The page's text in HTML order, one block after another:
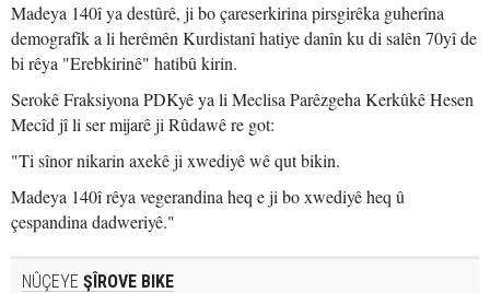
Madeya 140î ya destûrê, ji bo çareserkirina pirsgirêka guherîna
demografîk a li herêmên Kurdistanî hatiye danîn ku di salên 70yî de
bi rêya "Erebkirinê" hatibû kirin.
Serokê Fraksiyona PDKyê ya li Meclisa Parêzgeha Kerkûkê Hesen
Mecîd jî li ser mijarê ji Rûdawê re got:
"Ti sînor nikarin axekê ji xwediyê wê qut bikin.
Madeya 140î rêya vegerandina heq e ji bo xwediyê heq û
çespandina dadweriyê."
NÛÇEYE ŞÎROVE BIKE